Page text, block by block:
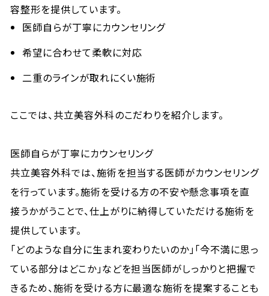
容整形を提供しています。
医師自らが丁寧にカウンセリング
希望に合わせて柔軟に対応
二重のラインが取れにくい施術
ここでは、共立美容外科のこだわりを紹介します。
医師自らが丁寧にカウンセリング
共立美容外科では、施術を担当する医師がカウンセリング
を行っています。施術を受ける方の不安や懸念事項を直
接うかがうことで、仕上がりに納得していただける施術を
提供しています。
「どのような自分に生まれ変わりたいのか」「今不満に思っ
ている部分はどこか」などを担当医師がしっかりと把握で
きるため、施術を受ける方に最適な施術を提案することも